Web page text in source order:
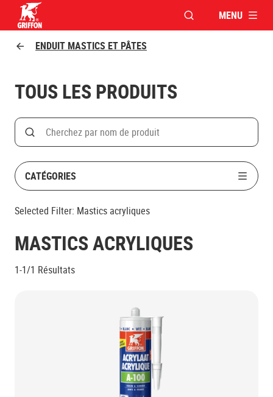
OUVRIR LAMENU
ENDUIT MASTICS ET PÂTES
TOUS LES PRODUITS
Search
Rechercher par nom de produit
CATÉGORIES
Selected Filter: Mastics acryliques
MASTICS ACRYLIQUES
1-1/1 Résultats